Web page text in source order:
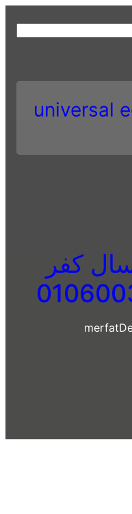
r
universal
كفر
merfat